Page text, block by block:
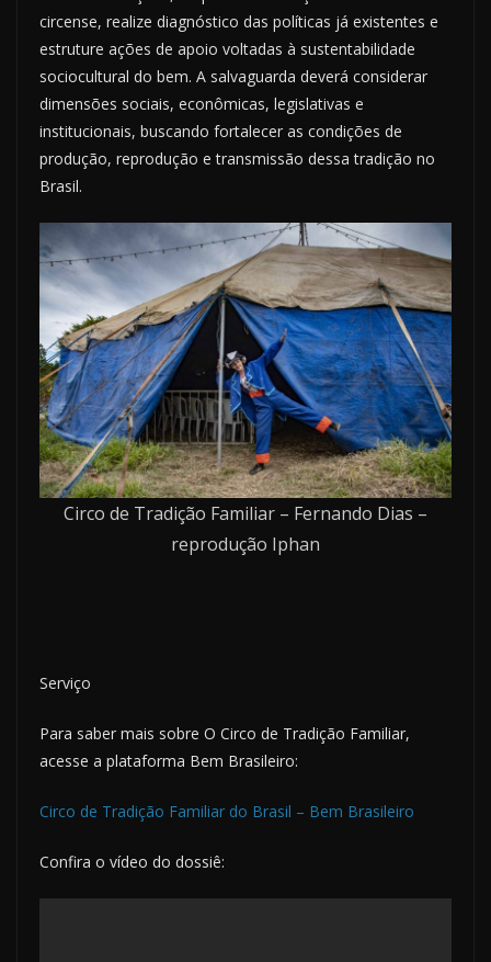
circense, realize diagnóstico das políticas já existentes e
estruture ações de apoio voltadas à sustentabilidade
sociocultural do bem. A salvaguarda deverá considerar
dimensões sociais, econômicas, legislativas e
institucionais, buscando fortalecer as condições de
produção, reprodução e transmissão dessa tradição no
Brasil.
Circo de Tradição Familiar – Fernando Dias –
reprodução Iphan
Serviço
Para saber mais sobre O Circo de Tradição Familiar,
acesse a plataforma Bem Brasileiro:
Circo de Tradição Familiar do Brasil – Bem Brasileiro
Confira o vídeo do dossiê: